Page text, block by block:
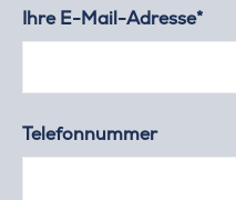
Ihre E-Mail-Adresse*
Telefonnummer